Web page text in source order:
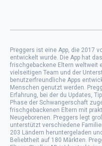
Preggers ist eine App, die 2017
entwickelt wurde. Die App hat
frischgebackene Eltern weltweit
vielseitigen Team und der
benutzerfreundliche Apps
Menschen genutzt werden.
Erfahrung, bei der du Updates,
Phase der Schwangerschaft
frischgebackenen Eltern mit
Neugeborenen. Preggers legt
unterstützt verschiedene
203 Ländern heruntergeladen
Beliebtheit auf 180 Märkten.